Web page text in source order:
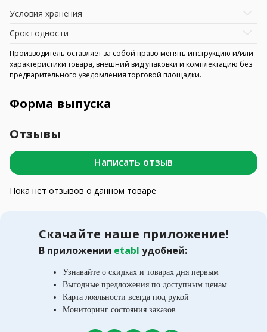
Условия хранения
Срок годности
Производитель оставляет за собой право менять инструкцию и/или
характеристики товара, внешний вид упаковки и комплектацию без
предварительного уведомления торговой площадки.
Форма выпуска
Отзывы
Написать отзыв
Пока нет отзывов о данном товаре
Скачайте наше приложение!
В приложении etabl удобней:
Узнавайте о скидках и товарах дня первым
Выгодные предложения по доступным ценам
Карта лояльности всегда под рукой
Мониторинг состояния заказов